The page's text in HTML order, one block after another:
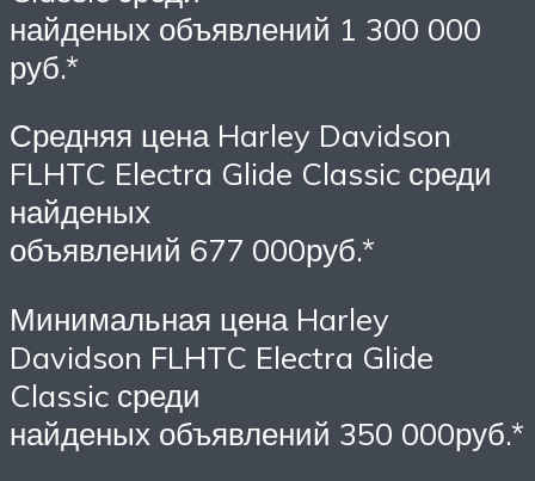
найденых объявлений 1 300 000
руб.*
Средняя цена Harley Davidson
FLHTC Electra Glide Classic среди
найденых
объявлений 677 000руб.*
Минимальная цена Harley
Davidson FLHTC Electra Glide
Classic среди
найденых объявлений 350 000руб.*